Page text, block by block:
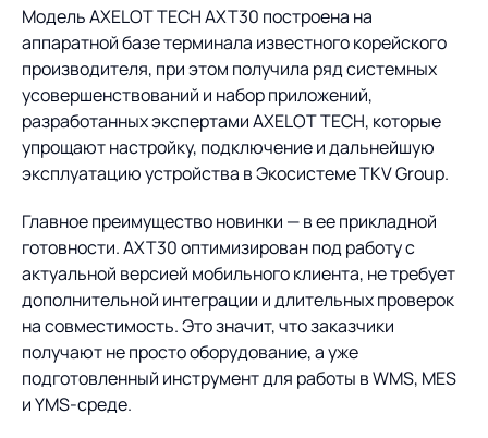
терминалом
Контакты
Академия
Предложение для
учебных заведений
База знаний
База знаний
Модель AXELOT TECH AXT30 построена на
аппаратной базе терминала известного корейского
производителя, при этом получила ряд системных
усовершенствований и набор приложений,
разработанных экспертами AXELOT TECH, которые
упрощают настройку, подключение и дальнейшую
эксплуатацию устройства в Экосистеме TKV Group.
Главное преимущество новинки — в ее прикладной
готовности. AXT30 оптимизирован под работу с
актуальной версией мобильного клиента, не требует
дополнительной интеграции и длительных проверок
на совместимость. Это значит, что заказчики
получают не просто оборудование, а уже
подготовленный инструмент для работы в WMS, MES
и YMS-среде.